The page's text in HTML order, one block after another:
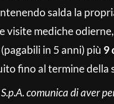
salda la
visite mediche odierne,
(pagabili in 5 anni) più 9
fino al termine della
comunica di aver